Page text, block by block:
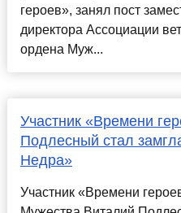
героев», занял пост
директора Ассоциации
ордена Муж...
Участник «Времени
Подлесный стал
Недра»
Участник «Времени